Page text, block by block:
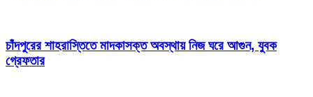
চাঁদপুরের শাহরাস্তিতে মাদকাসক্ত অবস্থায় নিজ ঘরে আগুন, যুবক
গ্রেফতার